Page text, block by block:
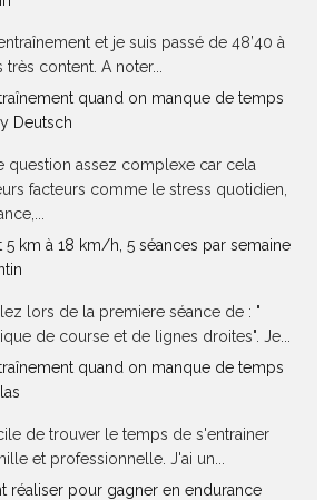
et je suis passé de 48’40 à
content. A noter...
quand on manque de temps
Deutsch
question assez complexe car cela
facteurs comme le stress quotidien,
5 km à 18 km/h, 5 séances par semaine
lors de la premiere séance de : "
de course et de lignes droites". Je...
quand on manque de temps
de trouver le temps de s'entrainer
et professionnelle. J'ai un...
réaliser pour gagner en endurance